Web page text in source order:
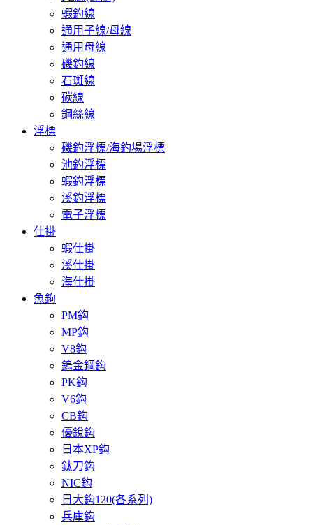
蝦釣線
通用子線/母線
通用母線
磯釣線
石斑線
碳線
鋼絲線
浮標
磯釣浮標/海釣場浮標
池釣浮標
蝦釣浮標
溪釣浮標
電子浮標
仕掛
蝦仕掛
溪仕掛
海仕掛
魚鉤
PM鈎
MP鈎
V8鈎
鎢金鋼鈎
PK鈎
V6鈎
CB鈎
優銳鈎
日本XP鈎
鈦刀鈎
NIC鈎
日大鈎120(各系列)
兵庫鈎